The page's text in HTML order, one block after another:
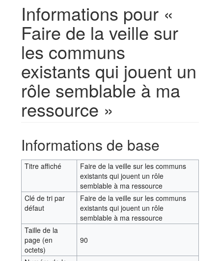
Informations pour «
Faire de la veille sur
les communs
existants qui jouent un
rôle semblable à ma
ressource »
Informations de base
Titre affiché
Faire de la veille sur les communs
existants qui jouent un rôle
semblable à ma ressource
Clé de tri par
défaut
Faire de la veille sur les communs
existants qui jouent un rôle
semblable à ma ressource
Taille de la
page (en
octets)
90